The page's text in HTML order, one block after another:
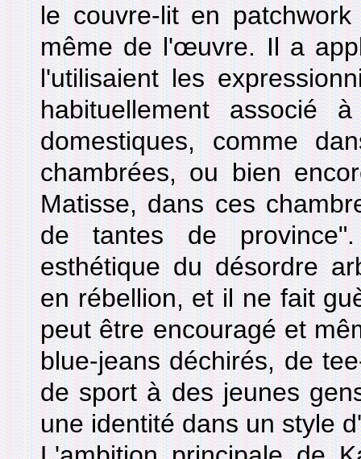
le couvre-lit en
même de l'œuvre. Il a
l'utilisaient les
habituellement
domestiques, comme
chambrées, ou bien
Matisse, dans ces
de tantes de
esthétique du désordre
en rébellion, et il ne fait
peut être encouragé et
blue-jeans déchirés, de
de sport à des jeunes
une identité dans un style